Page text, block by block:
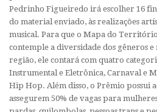
Pedrinho Figueiredo irá escolher 16
do material enviado, às realizações
musical. Para que o Mapa do
contemple a diversidade dos gêneros e
região, ele contará com quatro
Instrumental e Eletrônica, Carnaval e
Hip Hop. Além disso, o Prêmio possui
assegurem 50% de vagas para